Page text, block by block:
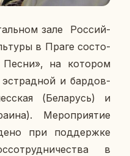
зале Рос­сий­
в Праге со­сто­
на ко­то­ром
эст­рад­ной и бар­дов­
(Бе­ла­русь) и
Ме­ро­при­я­тие
при под­держ­ке
в